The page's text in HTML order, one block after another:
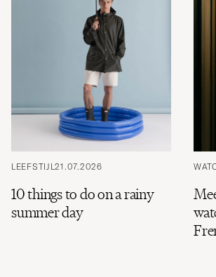
LEEFSTIJL21.07.2026
10 things to do on a rainy
summer day